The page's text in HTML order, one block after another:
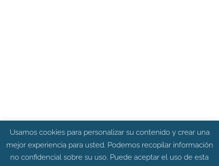
Usamos cookies para personalizar su contenido y crear una
mejor experiencia para usted. Podemos recopilar información
no confidencial sobre su uso. Puede aceptar el uso de esta